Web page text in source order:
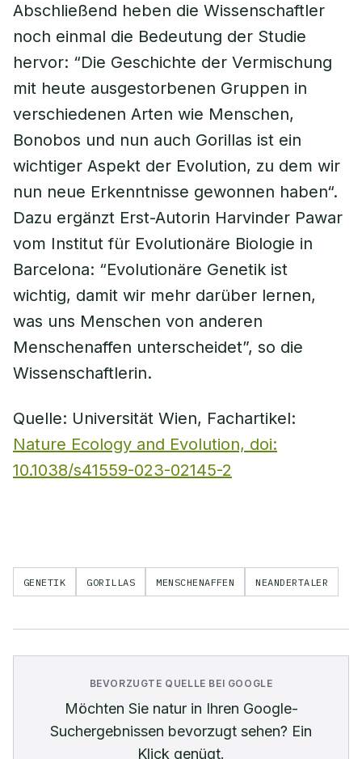
Abschließend heben die Wissenschaftler
noch einmal die Bedeutung der Studie
hervor: “Die Geschichte der Vermischung
mit heute ausgestorbenen Gruppen in
verschiedenen Arten wie Menschen,
Bonobos und nun auch Gorillas ist ein
wichtiger Aspekt der Evolution, zu dem wir
nun neue Erkenntnisse gewonnen haben“.
Dazu ergänzt Erst-Autorin Harvinder Pawar
vom Institut für Evolutionäre Biologie in
Barcelona: “Evolutionäre Genetik ist
wichtig, damit wir mehr darüber lernen,
was uns Menschen von anderen
Menschenaffen unterscheidet”, so die
Wissenschaftlerin.
Quelle: Universität Wien, Fachartikel:
Nature Ecology and Evolution, doi:
10.1038/s41559-023-02145-2
GENETIK GORILLAS MENSCHENAFFEN NEANDERTALER
BEVORZUGTE QUELLE BEI GOOGLE
Möchten Sie naturin Ihren Google-
Suchergebnissen bevorzugt sehen? Ein
Klick genügt.